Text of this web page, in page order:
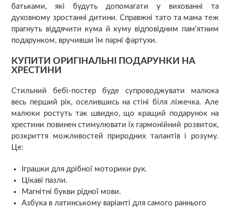
батьками, які будуть допомагати у вихованні та
духовному зростанні дитини. Справжні тато та мама теж
прагнуть віддячити кума й куму відповідним пам'ятним
подарунком, вручивши їм парні фартухи.
КУПИТИ ОРИГІНАЛЬНІ ПОДАРУНКИ НА
ХРЕСТИНИ
Стильний бебі-постер буде супроводжувати малюка
весь перший рік, оселившись на стіні біля ліжечка. Але
малюки ростуть так швидко, що кращий подарунок на
хрестини повинен стимулювати їх гармонійний розвиток,
розкриття можливостей природних талантів і розуму.
Це:
Іграшки для дрібної моторики рук.
Цікаві пазли.
Магнітні букви рідної мови.
Азбука в латинському варіанті для самого раннього